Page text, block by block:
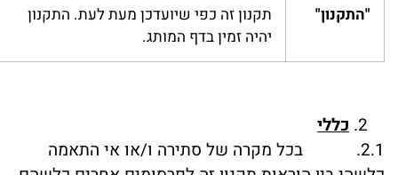
"התקנון"
תקנון זה כפי שיועדכן מעת לעת. התקנון
יהיה זמין בדף המותג.
כללי
2.1. בכל מקרה של סתירה ו/או אי התאמה